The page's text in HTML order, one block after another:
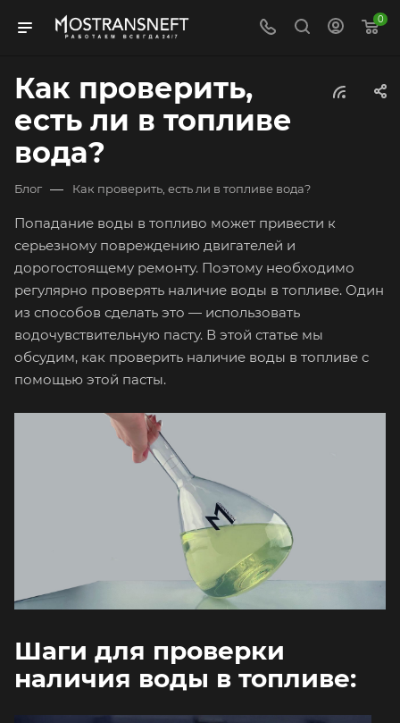
0
Как проверить,
есть ли в топливе
вода?
Блог — Как проверить, есть ли в топливе вода?
Попадание воды в топливо может привести к
серьезному повреждению двигателей и
дорогостоящему ремонту. Поэтому необходимо
регулярно проверять наличие воды в топливе. Один
из способов сделать это — использовать
водочувствительную пасту. В этой статье мы
обсудим, как проверить наличие воды в топливе с
помощью этой пасты.
Шаги для проверки
наличия воды в топливе: